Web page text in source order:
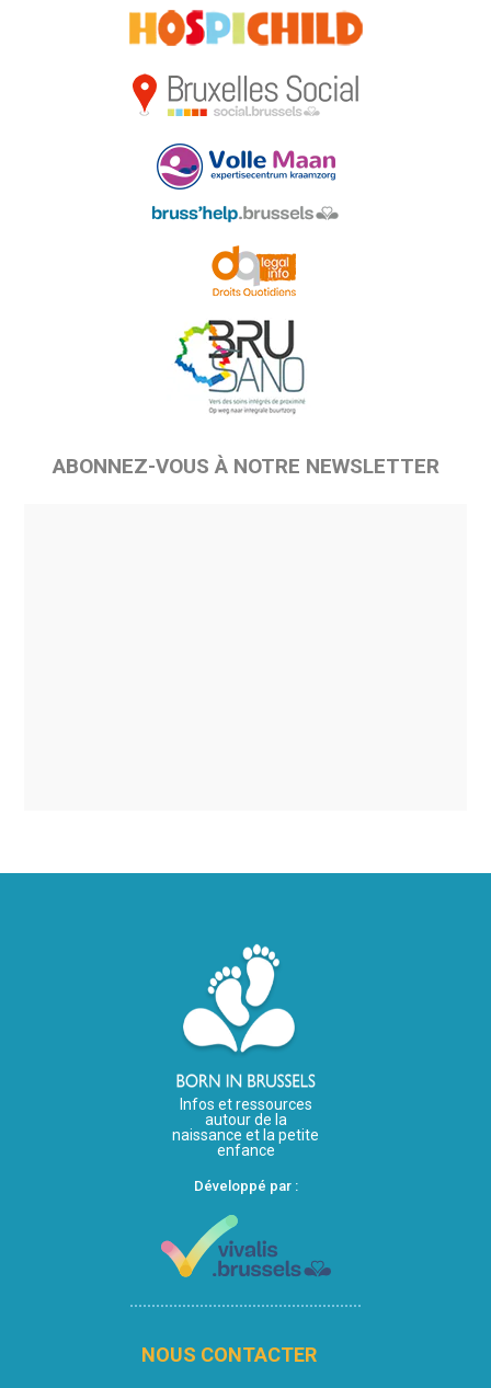
ABONNEZ-VOUS À NOTRE NEWSLETTER
Infos et ressources
autour de la
naissance et la petite
enfance
Développé par :
NOUS CONTACTER